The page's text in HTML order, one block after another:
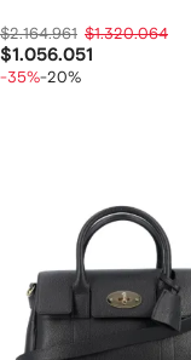
$2.164.961 $1.320.064
$1.056.051
-35%-20%